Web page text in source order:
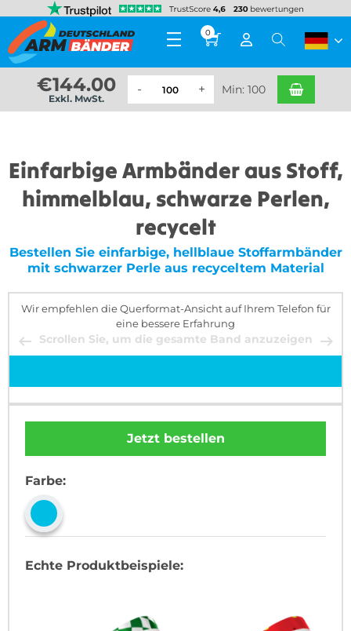
0
€144.00
Exkl. MwSt.
Min: 100
Einfarbige Armbänder aus Stoff,
himmelblau, schwarze Perlen,
recycelt
Bestellen Sie einfarbige, hellblaue Stoffarmbänder
mit schwarzer Perle aus recyceltem Material
Wir empfehlen die Querformat-Ansicht auf Ihrem Telefon für
eine bessere Erfahrung
Scrollen Sie, um die gesamte Band anzuzeigen
Jetzt bestellen
Farbe:
Echte Produktbeispiele: